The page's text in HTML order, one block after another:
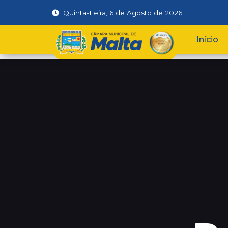
Quinta-Feira, 6 de Agosto de 2026
Início